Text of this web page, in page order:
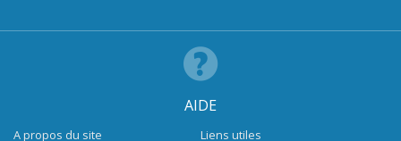
AIDE
A propos du site
Liens utiles